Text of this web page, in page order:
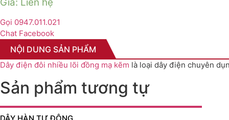
Gọi 0947.011.021
Chat Facebook
NỘI DUNG SẢN PHẨM
Dây điện đôi nhiều lõi đồng mạ kẽm là loại dây điện chuyên
Sản phẩm tương tự